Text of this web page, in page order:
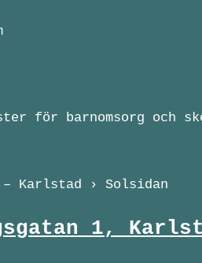
för barnomsorg och
Karlstad › Solsidan
1,